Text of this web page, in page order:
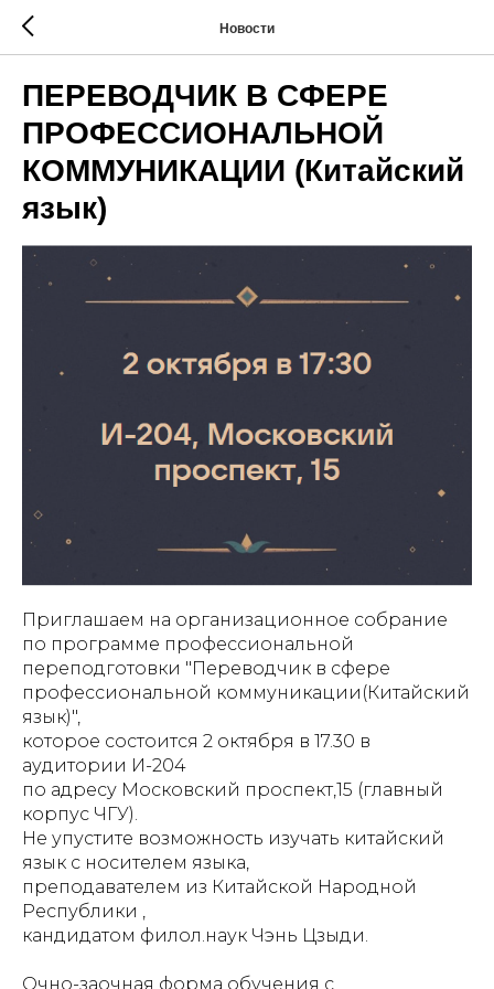
Новости
ПЕРЕВОДЧИК В СФЕРЕ
ПРОФЕССИОНАЛЬНОЙ
КОММУНИКАЦИИ (Китайский
язык)
Приглашаем на организационное собрание
по программе профессиональной
переподготовки "Переводчик в сфере
профессиональной коммуникации(Китайский
язык)",
которое состоится 2 октября в 17.30 в
аудитории И-204
по адресу Московский проспект,15 (главный
корпус ЧГУ).
Не упустите возможность изучать китайский
язык с носителем языка,
преподавателем из Китайской Народной
Республики ,
кандидатом филол.наук Чэнь Цзыди.
Очно-заочная форма обучения с